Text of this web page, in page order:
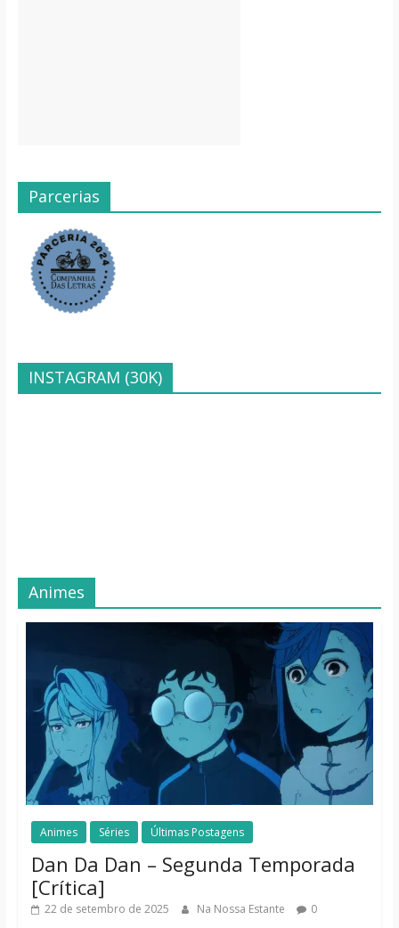
Parcerias
INSTAGRAM (30K)
Animes
Animes Séries Últimas Postagens
Dan Da Dan – Segunda Temporada
[Crítica]
22 de setembro de 2025 Na Nossa Estante 0